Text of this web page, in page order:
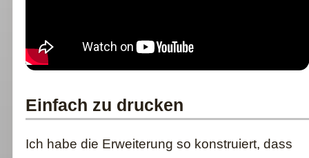
Einfach zu drucken
Ich habe die Erweiterung so konstruiert, dass